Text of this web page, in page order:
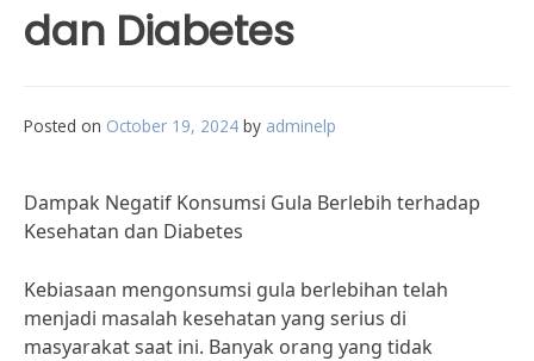
dan Diabetes
Posted on October 19, 2024 by adminelp
Dampak Negatif Konsumsi Gula Berlebih terhadap
Kesehatan dan Diabetes
Kebiasaan mengonsumsi gula berlebihan telah
menjadi masalah kesehatan yang serius di
masyarakat saat ini. Banyak orang yang tidak